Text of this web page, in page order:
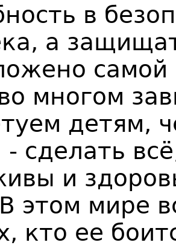
в
а
многом
детям,
- сделать
и
этом мире
кто ее